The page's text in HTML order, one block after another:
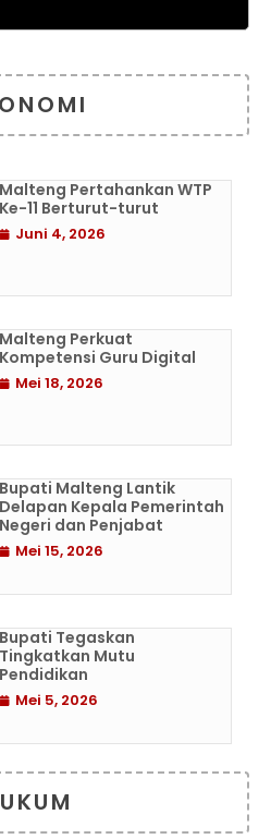
Malteng Pertahankan WTP
Ke-11 Berturut-turut
Juni 4, 2026
Malteng Perkuat
Kompetensi Guru Digital
Mei 18, 2026
Bupati Malteng Lantik
Delapan Kepala Pemerintah
Negeri dan Penjabat
Mei 15, 2026
Bupati Tegaskan
Tingkatkan Mutu
Pendidikan
Mei 5, 2026